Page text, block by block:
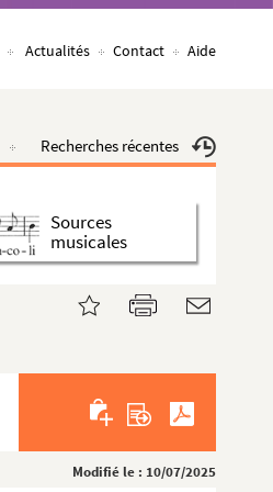
Actualités Contact Aide
Recherches récentes
Sources
musicales
Modifié le : 10/07/2025